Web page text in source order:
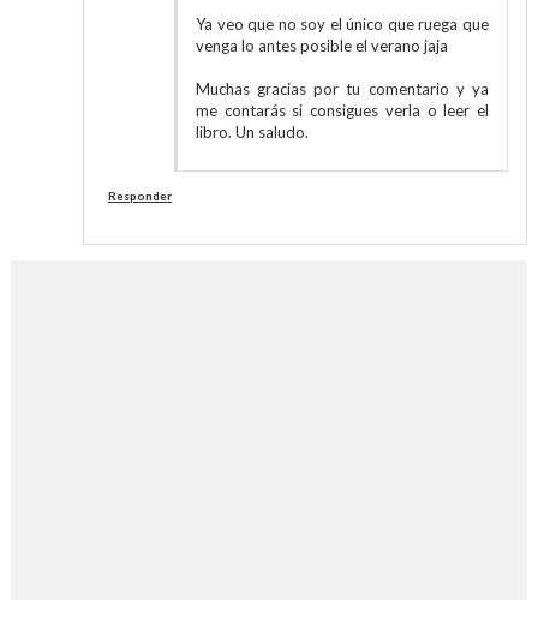
Ya veo que no soy el único que ruega que
venga lo antes posible el verano jaja
Muchas gracias por tu comentario y ya
me contarás si consigues verla o leer el
libro. Un saludo.
Responder